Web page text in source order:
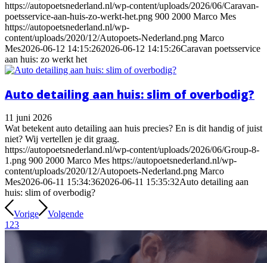
https://autopoetsnederland.nl/wp-content/uploads/2026/06/Caravan-
poetsservice-aan-huis-zo-werkt-het.png 900 2000 Marco Mes
https://autopoetsnederland.nl/wp-
content/uploads/2020/12/Autopoets-Nederland.png Marco
Mes2026-06-12 14:15:262026-06-12 14:15:26Caravan poetsservice
aan huis: zo werkt het
Auto detailing aan huis: slim of overbodig?
11 juni 2026
Wat betekent auto detailing aan huis precies? En is dit handig of juist
niet? Wij vertellen je dit graag.
https://autopoetsnederland.nl/wp-content/uploads/2026/06/Group-8-
1.png 900 2000 Marco Mes https://autopoetsnederland.nl/wp-
content/uploads/2020/12/Autopoets-Nederland.png Marco
Mes2026-06-11 15:34:362026-06-11 15:35:32Auto detailing aan
huis: slim of overbodig?
Vorige
Volgende
1 23